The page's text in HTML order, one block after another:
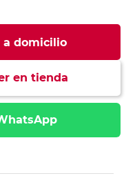
a domicilio
en tienda